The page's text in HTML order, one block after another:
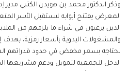
وذكر الدكتور محمد بن هويدن الكتبي مدير
المعرض يفتتح أبوابه ليستقبل الأسر
الذين يرغبون في شراء ما يلزمهم من
والمشغولات اليدوية بأسعار رمزية، بهدف
تحتاجه بسعر مخفض في حدود قدراتهم
الدخل للجمعية لتمويل ودعم مشاريعها